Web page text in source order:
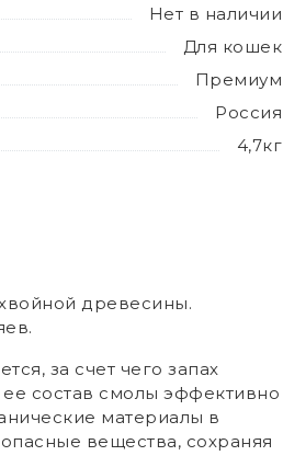
Нет в наличии
Для кошек
Премиум
Россия
4,7кг
древесины.
за счет чего запах
состав смолы эффективно
материалы в
вещества, сохраняя